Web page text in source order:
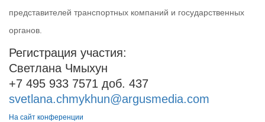
представителей транспортных компаний и государственных
органов.
Регистрация участия:
Светлана Чмыхун
+7 495 933 7571 доб. 437
svetlana.chmykhun@argusmedia.com
На сайт конференции